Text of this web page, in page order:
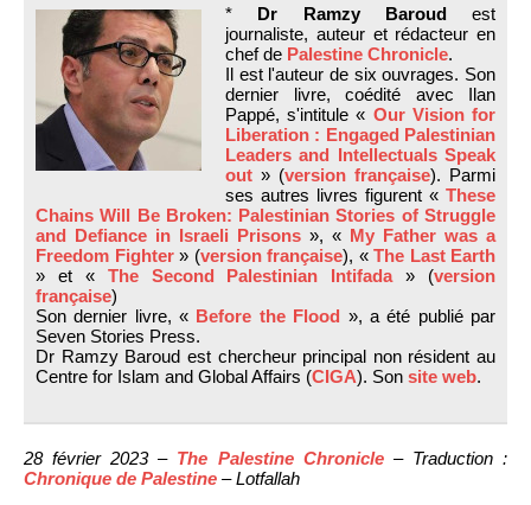
* Dr Ramzy Baroudest
journaliste, auteur et rédacteur en
chef de Palestine Chronicle.
Il est l'auteur de six ouvrages. Son
dernier livre, coédité avec Ilan
Pappé, s'intitule « Our Vision for
Liberation : Engaged Palestinian
Leaders and Intellectuals Speak
out » (version française). Parmi
ses autres livres figurent « These
Chains Will Be Broken: Palestinian Stories of Struggle
and Defiance in Israeli Prisons », « My Father was a
Freedom Fighter» (version française), « The Last Earth
» et « The Second Palestinian Intifada» (version
française)
Son dernier livre, « Before the Flood », a été publié par
Seven Stories Press.
Dr Ramzy Baroud est chercheur principal non résident au
Centre for Islam and Global Affairs (CIGA). Son site web.
28 février 2023 – The Palestine Chronicle– Traduction :
Chronique de Palestine – Lotfallah